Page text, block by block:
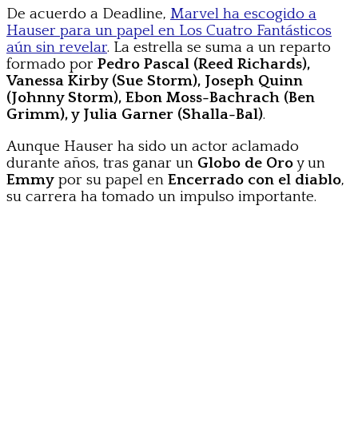
De acuerdo a Deadline, Marvel ha escogido a
Hauser para un papel en Los Cuatro Fantásticos
aún sin revelar. La estrella se suma a un reparto
formado por Pedro Pascal (Reed Richards),
Vanessa Kirby (Sue Storm), Joseph Quinn
(Johnny Storm), Ebon Moss-Bachrach (Ben
Grimm), y Julia Garner (Shalla-Bal).
Aunque Hauser ha sido un actor aclamado
durante años, tras ganar un Globo de Oroy un
Emmy por su papel en Encerrado con el diablo,
su carrera ha tomado un impulso importante.